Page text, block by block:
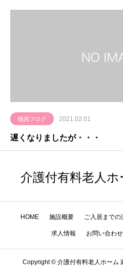
職員ブログ 2021.02.01
遅くなりましたが・・・
介護付有料老人
HOME 施設概要 ご入居までの
求人情報 お問い合わ
Copyright © 介護付有料老人ホーム